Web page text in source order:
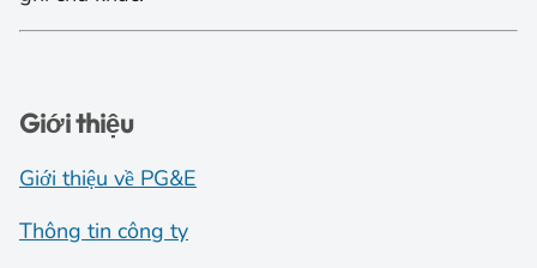
Giới thiệu
Giới thiệu về PG&E
Thông tin công ty